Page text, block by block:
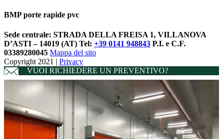
BMP porte rapide pvc
Sede centrale: STRADA DELLA FREISA 1, VILLANOVA
D’ASTI – 14019 (AT) Tel: +39 0141 948843 P.I. e C.F.
03389280045 Mappa del sito
Copyright 2021 | Privacy
VUOI RICHIEDERE UN PREVENTIVO?